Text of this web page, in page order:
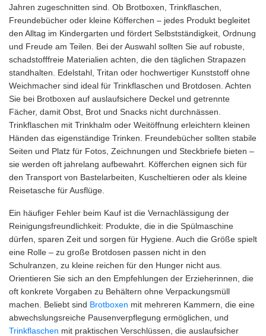
Jahren zugeschnitten sind. Ob Brotboxen, Trinkflaschen,
Freundebücher oder kleine Köfferchen – jedes Produkt begleitet
den Alltag im Kindergarten und fördert Selbstständigkeit, Ordnung
und Freude am Teilen. Bei der Auswahl sollten Sie auf robuste,
schadstofffreie Materialien achten, die den täglichen Strapazen
standhalten. Edelstahl, Tritan oder hochwertiger Kunststoff ohne
Weichmacher sind ideal für Trinkflaschen und Brotdosen. Achten
Sie bei Brotboxen auf auslaufsichere Deckel und getrennte
Fächer, damit Obst, Brot und Snacks nicht durchnässen.
Trinkflaschen mit Trinkhalm oder Weitöffnung erleichtern kleinen
Händen das eigenständige Trinken. Freundebücher sollten stabile
Seiten und Platz für Fotos, Zeichnungen und Steckbriefe bieten –
sie werden oft jahrelang aufbewahrt. Köfferchen eignen sich für
den Transport von Bastelarbeiten, Kuscheltieren oder als kleine
Reisetasche für Ausflüge.
Ein häufiger Fehler beim Kauf ist die Vernachlässigung der
Reinigungsfreundlichkeit: Produkte, die in die Spülmaschine
dürfen, sparen Zeit und sorgen für Hygiene. Auch die Größe spielt
eine Rolle – zu große Brotdosen passen nicht in den
Schulranzen, zu kleine reichen für den Hunger nicht aus.
Orientieren Sie sich an den Empfehlungen der Erzieherinnen, die
oft konkrete Vorgaben zu Behältern ohne Verpackungsmüll
machen. Beliebt sind Brotboxen mit mehreren Kammern, die eine
abwechslungsreiche Pausenverpflegung ermöglichen, und
Trinkflaschen mit praktischen Verschlüssen, die auslaufsicher